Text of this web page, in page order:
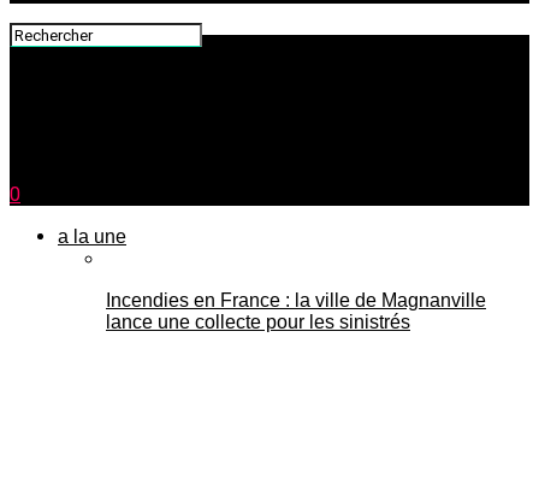
0
a la une
Incendies en France : la ville de Magnanville
lance une collecte pour les sinistrés